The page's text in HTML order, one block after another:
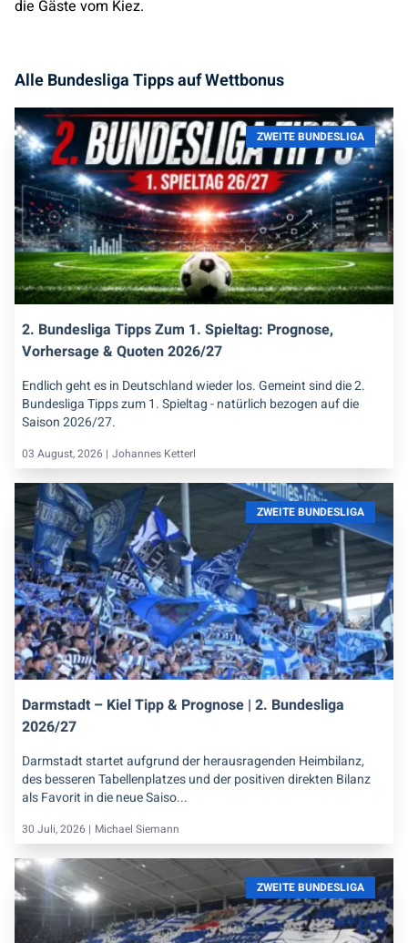
die Gäste vom Kiez.
Alle Bundesliga Tipps auf Wettbonus
ZWEITE BUNDESLIGA
2. Bundesliga Tipps Zum 1. Spieltag: Prognose,
Vorhersage & Quoten 2026/27
Endlich geht es in Deutschland wieder los. Gemeint sind die 2.
Bundesliga Tipps zum 1. Spieltag - natürlich bezogen auf die
Saison 2026/27.
03 August, 2026 | Johannes Ketterl
ZWEITE BUNDESLIGA
Darmstadt – Kiel Tipp & Prognose | 2. Bundesliga
2026/27
Darmstadt startet aufgrund der herausragenden Heimbilanz,
des besseren Tabellenplatzes und der positiven direkten Bilanz
als Favorit in die neue Saiso...
30 Juli, 2026 | Michael Siemann
ZWEITE BUNDESLIGA